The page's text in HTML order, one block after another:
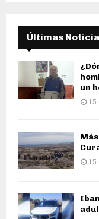
Últimas
un
15
15